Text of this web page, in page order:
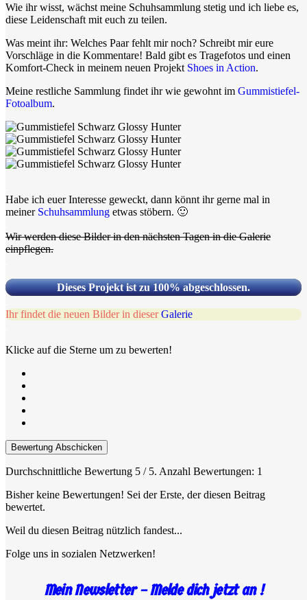
Wie ihr wisst, wächst meine Schuhsammlung stetig und ich liebe es,
diese Leidenschaft mit euch zu teilen.
Was meint ihr: Welches Paar fehlt mir noch? Schreibt mir eure
Vorschläge in die Kommentare! Bald gibt es Tragefotos und einen
Komfort-Check in meinem neuen Projekt Shoes in Action.
Meine restliche Sammlung findet ihr wie gewohnt im Gummistiefel-
Fotoalbum.
Habe ich euer Interesse geweckt, dann könnt ihr gerne mal in
meiner Schuhsammlung etwas stöbern. 🙂
Wir werden diese Bilder in den nächsten Tagen in die Galerie
einpflegen.
Dieses Projekt ist zu 100% abgeschlossen.
Ihr findet die neuen Bilder in dieserGalerie
Klicke auf die Sterne um zu bewerten!
Bewertung Abschicken
Durchschnittliche Bewertung 5 / 5. Anzahl Bewertungen: 1
Bisher keine Bewertungen! Sei der Erste, der diesen Beitrag
bewertet.
Weil du diesen Beitrag nützlich fandest...
Folge uns in sozialen Netzwerken!
Mein Newsletter – Melde dich jetzt an !